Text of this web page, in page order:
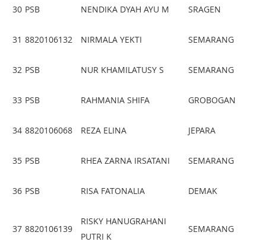
30 PSB NENDIKA DYAH AYU M SRAGEN
31 8820106132 NIRMALA YEKTI SEMARANG
32 PSB NUR KHAMILATUSY S SEMARANG
33 PSB RAHMANIA SHIFA GROBOGAN
34 8820106068 REZA ELINA JEPARA
35 PSB RHEA ZARNA IRSATANI SEMARANG
36 PSB RISA FATONALIA DEMAK
37 8820106139
RISKY HANUGRAHANI
PUTRI K
SEMARANG